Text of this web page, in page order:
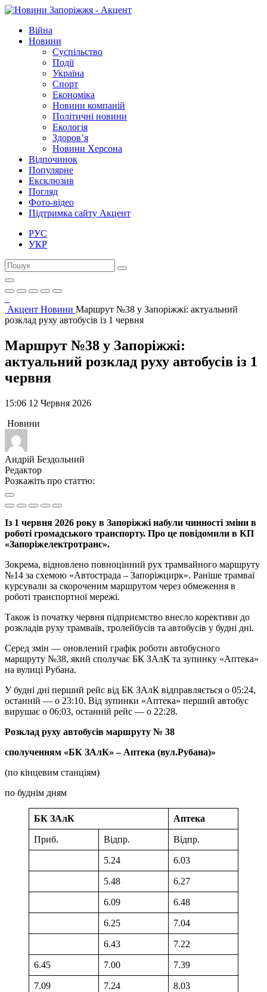
Війна
Новини
Суспільство
Події
Україна
Спорт
Економіка
Новини компаній
Політичні новини
Екологія
Здоров’я
Новини Херсона
Відпочинок
Популярне
Ексклюзив
Погляд
Фото-відео
Підтримка сайту Акцент
РУС
УКР
Акцент Новини Маршрут №38 у Запоріжжі: актуальний
розклад руху автобусів із 1 червня
Маршрут №38 у Запоріжжі:
актуальний розклад руху автобусів із 1
червня
15:06 12 Червня 2026
Новини
Андрій Бездольний
Редактор
Розкажіть про статтю:
Із 1 червня 2026 року в Запоріжжі набули чинності зміни в
роботі громадського транспорту. Про це повідомили в КП
«Запоріжелектротранс».
Зокрема, відновлено повноцінний рух трамвайного маршруту
№14 за схемою «Автострада – Запоріжцирк». Раніше трамваї
курсували за скороченим маршрутом через обмеження в
роботі транспортної мережі.
Також із початку червня підприємство внесло корективи до
розкладів руху трамваїв, тролейбусів та автобусів у будні дні.
Серед змін — оновлений графік роботи автобусного
маршруту №38, який сполучає БК ЗАлК та зупинку «Аптека»
на вулиці Рубана.
У будні дні перший рейс від БК ЗАлК відправляється о 05:24,
останній — о 23:10. Від зупинки «Аптека» перший автобус
вирушає о 06:03, останній рейс — о 22:28.
Розклад руху автобусів маршруту № 38
сполученням «БК ЗАлК» – Аптека (вул.Рубана)»
(по кінцевим станціям)
по буднім дням
БК ЗАлК Аптека
Приб. Відпр. Відпр.
5.24 6.03
5.48 6.27
6.09 6.48
6.25 7.04
6.43 7.22
6.45 7.00 7.39
7.09 7.24 8.03